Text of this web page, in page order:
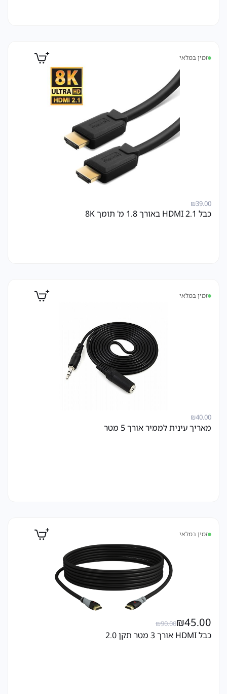
זמין במלאי
₪39.00
כבל HDMI 2.1 באורך 1.8 מ' תומך 8K
זמין במלאי
₪40.00
מאריך עינית לממיר אורך 5 מטר
זמין במלאי
₪90.00₪45.00
כבל HDMI אורך 3 מטר תקן 2.0